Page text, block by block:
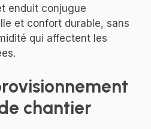
enduit conjugue
et confort durable, sans
qui affectent les
chantier